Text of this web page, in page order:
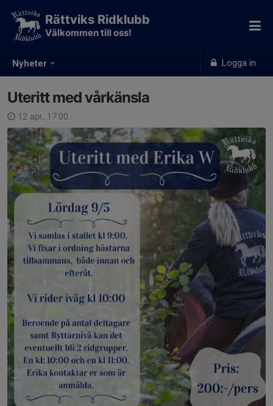
Nyheter Logga in
Rättviks Ridklubb
Välkommen till oss!
Uteritt med vårkänsla
12 apr, 17:00